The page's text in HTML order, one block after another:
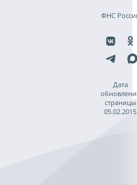
ФНС
Дата
страницы
05.02.2015